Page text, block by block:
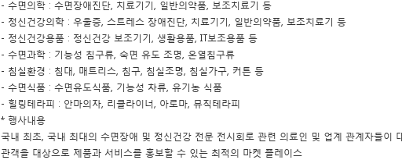
- 수면의학 : 수면장애진단, 치료기기, 일반의약품, 보조치료기 등
- 정신건강의학 : 우울증, 스트레스 장애진단, 치료기기, 일반의약품, 보조치료기 등
- 정신건강용품 : 정신건강 보조기기, 생활용품, IT보조용품 등
- 수면과학 : 기능성 침구류, 숙면 유도 조명, 온열침구류
- 침실환경 : 침대, 매트리스, 침구, 침실조명, 침실가구, 커튼 등
- 수면식품 : 수면유도식품, 기능성 차류, 유기농 식품
- 힐링테라피 : 안마의자, 리클라이너, 아로마, 뮤직테라피
* 행사내용
국내 최초, 국내 최대의 수면장애 및 정신건강 전문 전시회로 관련 의료인 및 업계 관계자들이
관객을 대상으로 제품과 서비스를 홍보할 수 있는 최적의 마켓 플레이스